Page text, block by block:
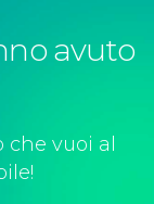
avuto
vuoi al